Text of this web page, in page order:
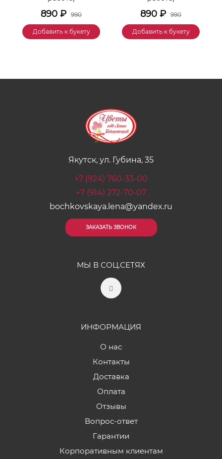
890 ₽ 990
Добавить к букету
890 ₽ 990
Добавить к букету
Якутск, ул. Губина, 35
+7 (924) 760-33-00
+7 (914) 272-70-07
bochkovskaya.lena@yandex.ru
ЗАКАЗАТЬ ЗВОНОК
МЫ В СОЦ.СЕТЯХ
ИНФОРМАЦИЯ
О нас
Контакты
Доставка
Оплата
Отзывы
Вопрос-ответ
Гарантии
Корпоративным клиентам